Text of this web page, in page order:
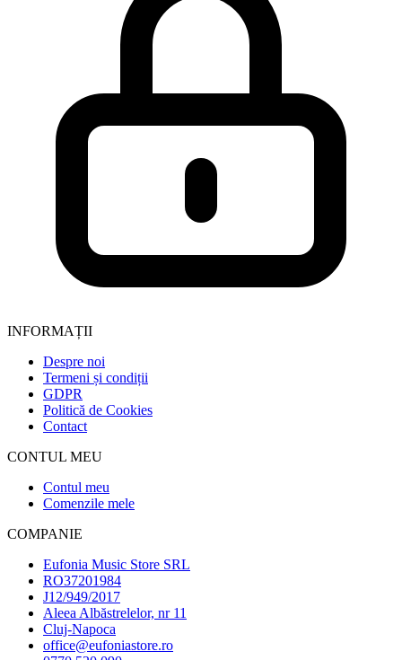
INFORMAȚII
Despre noi
Termeni și condiții
GDPR
Politică de Cookies
Contact
CONTUL MEU
Contul meu
Comenzile mele
COMPANIE
Eufonia Music Store SRL
RO37201984
J12/949/2017
Aleea Albăstrelelor, nr 11
Cluj-Napoca
office@eufoniastore.ro